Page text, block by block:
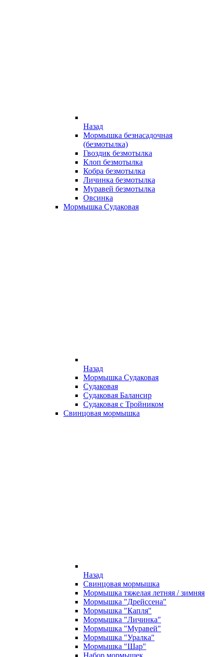
Назад
Мормышка безнасадочная
(безмотылка)
Гвоздик безмотылка
Клоп безмотылка
Кобра безмотылка
Личинка безмотылка
Муравей безмотылка
Овсинка
Мормышка Судаковая
Назад
Мормышка Судаковая
Судаковая
Судаковая Балансир
Судаковая с Тройником
Свинцовая мормышка
Назад
Свинцовая мормышка
Мормышка тяжелая летняя / зимняя
Мормышка "Дрейссена"
Мормышка "Капля"
Мормышка "Личинка"
Мормышка "Муравей"
Мормышка "Уралка"
Мормышка "Шар"
Набор мормышек